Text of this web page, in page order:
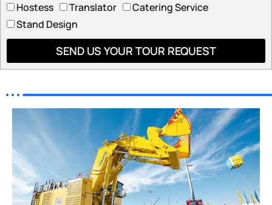
Hostess
Translator
Catering Service
Stand Design
SEND US YOUR TOUR REQUEST